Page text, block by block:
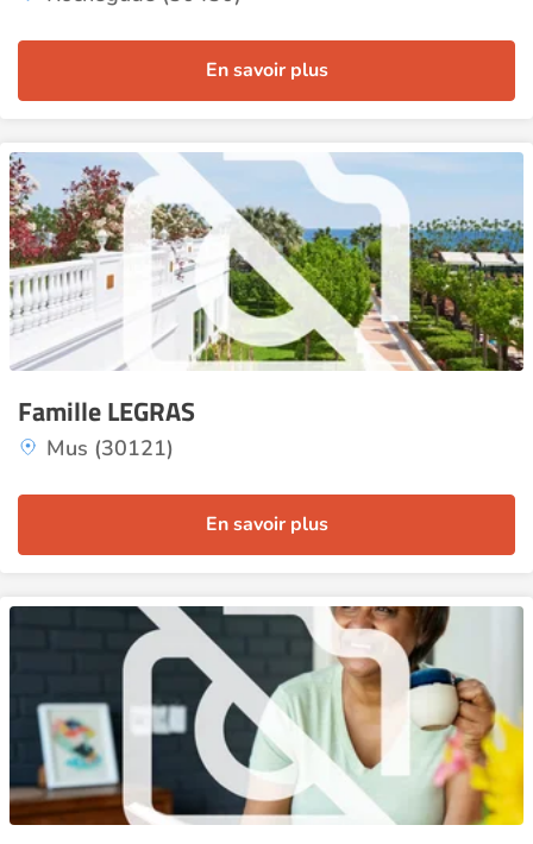
En savoir plus
Famille LEGRAS
Mus (30121)
En savoir plus